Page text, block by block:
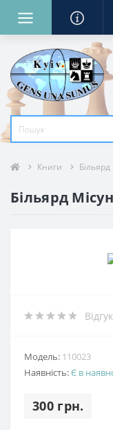
Книги Більярд
Більярд
Модель: 110023
Наявність:Є в
300 грн.